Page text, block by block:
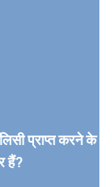
प्राप्त करने के
हैं?